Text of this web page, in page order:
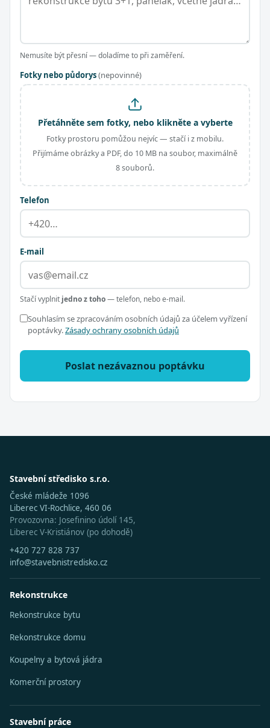
Nemusíte být přesní — doladíme to při zaměření.
Fotky nebo půdorys(nepovinné)
Přetáhněte sem fotky, nebo klikněte a vyberte
Fotky prostoru pomůžou nejvíc — stačí i z mobilu.
Přijímáme obrázky a PDF, do 10 MB na soubor, maximálně
8 souborů.
Telefon
E-mail
Stačí vyplnit jedno z toho— telefon, nebo e-mail.
Souhlasím se zpracováním osobních údajů za účelem vyřízení
poptávky.Zásady ochrany osobních údajů
Poslat nezávaznou poptávku
Stavební středisko s.r.o.
České mládeže 1096
Liberec VI-Rochlice, 460 06
Provozovna: Josefinino údolí 145,
Liberec V-Kristiánov (po dohodě)
+420 727 828 737
info@stavebnistredisko.cz
Rekonstrukce
Rekonstrukce bytu
Rekonstrukce domu
Koupelny a bytová jádra
Komerční prostory
Stavební práce